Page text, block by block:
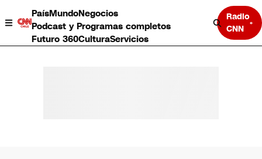
PaísMundoNegocios
Podcast y Programas completos
Futuro 360CulturaServicios
Radio
CNN